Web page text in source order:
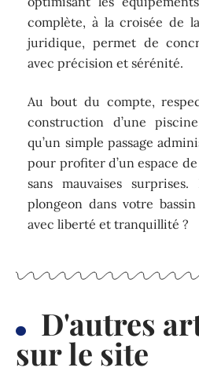
complète, à la croisée de
juridique, permet de
avec précision et sérénité.
Au bout du compte,
construction d’une
qu’un simple passage
pour profiter d’un espace
sans mauvaises
plongeon dans votre
avec liberté et tranquillité ?
D'autres
sur le site